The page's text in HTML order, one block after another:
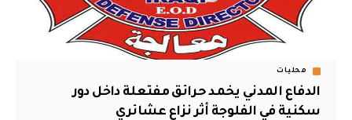
محليات
الدفاع المدني يخمد حرائق مفتعلة داخل دور
سكنية في الفلوجة أثر نزاع عشائري